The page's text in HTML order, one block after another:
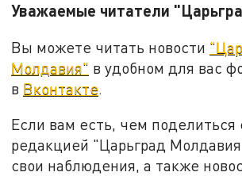
Уважаемые читатели
Вы можете читать новости
Молдавия" в удобном для вас
в Вконтакте.
Если вам есть, чем поделиться
редакцией "Царьград
свои наблюдения, а также